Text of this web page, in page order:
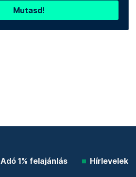
Mutasd!
Adó 1% felajánlás Hírlevelek